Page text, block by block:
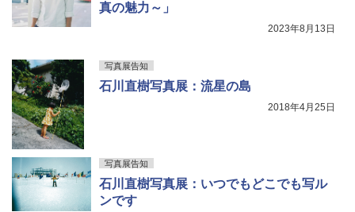
真の魅力～」
2023年8月13日
写真展告知
石川直樹写真展：流星の島
2018年4月25日
写真展告知
石川直樹写真展：いつでもどこでも写ル
ンです